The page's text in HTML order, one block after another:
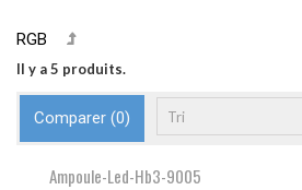
RGB
Il y a 5 produits.
Comparer (0)
Ampoule-Led-Hb3-9005